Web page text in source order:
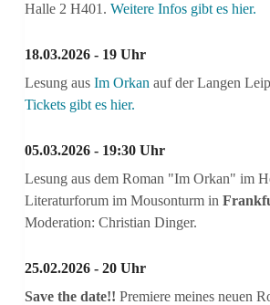
Halle 2 H401.Weitere Infos gibt es hier.
18.03.2026 - 19 Uhr
Lesung ausIm Orkan auf der Langen
Tickets gibt es hier.
05.03.2026 - 19:30 Uhr
Lesung aus dem Roman "Im Orkan" im
Literaturforum im Mousonturm in
Moderation: Christian Dinger.
25.02.2026 - 20 Uhr
Save the date!! Premiere meines neuen